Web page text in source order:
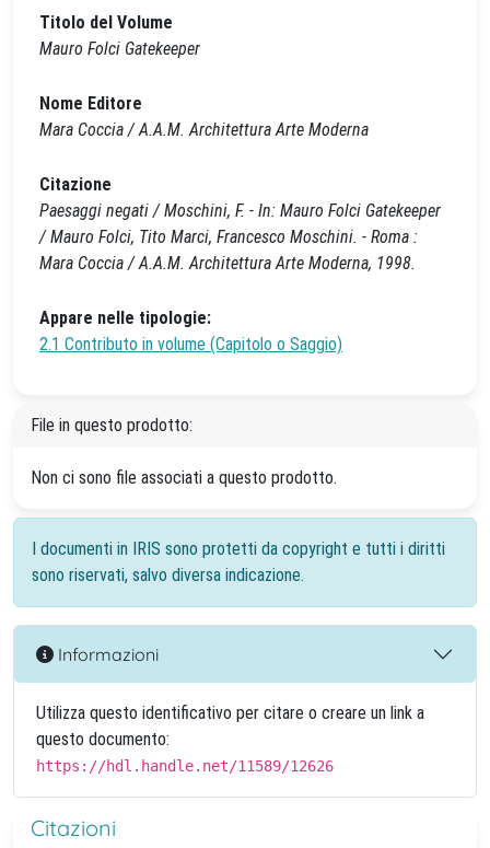
Titolo del Volume
Mauro Folci Gatekeeper
Nome Editore
Mara Coccia / A.A.M. Architettura Arte Moderna
Citazione
Paesaggi negati / Moschini, F. - In: Mauro Folci Gatekeeper
/ Mauro Folci, Tito Marci, Francesco Moschini. - Roma :
Mara Coccia / A.A.M. Architettura Arte Moderna, 1998.
Appare nelle tipologie:
2.1 Contributo in volume (Capitolo o Saggio)
File in questo prodotto:
Non ci sono file associati a questo prodotto.
I documenti in IRIS sono protetti da copyright e tutti i diritti
sono riservati, salvo diversa indicazione.
Informazioni
Utilizza questo identificativo per citare o creare un link a
questo documento:
https://hdl.handle.net/11589/12626
Citazioni